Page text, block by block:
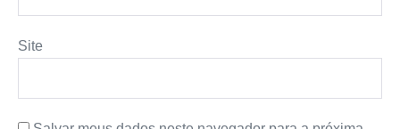
Site